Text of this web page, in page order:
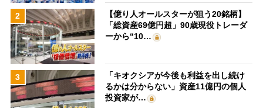
2
【億り人オールスターが狙う20銘柄】
「総資産69億円超」90歳現役トレーダ
ーから“10…
3
「キオクシアが今後も利益を出し続け
るかは分からない」資産11億円の個人
投資家が…